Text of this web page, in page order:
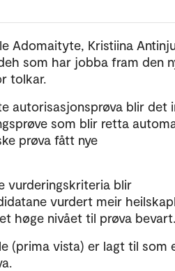
Adomaityte, Kristiina
som har jobba fram den
tolkar.
autorisasjonsprøva blir det
som blir retta
prøva fått nye
vurderingskriteria blir
vurdert meir
høge nivået til prøva bevart.
(prima vista) er lagt til som